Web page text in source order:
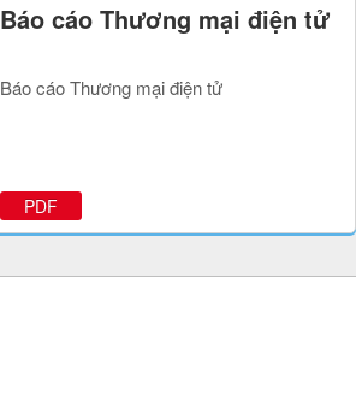
Báo cáo Thương mại điện tử
Báo cáo Thương mại điện tử
PDF